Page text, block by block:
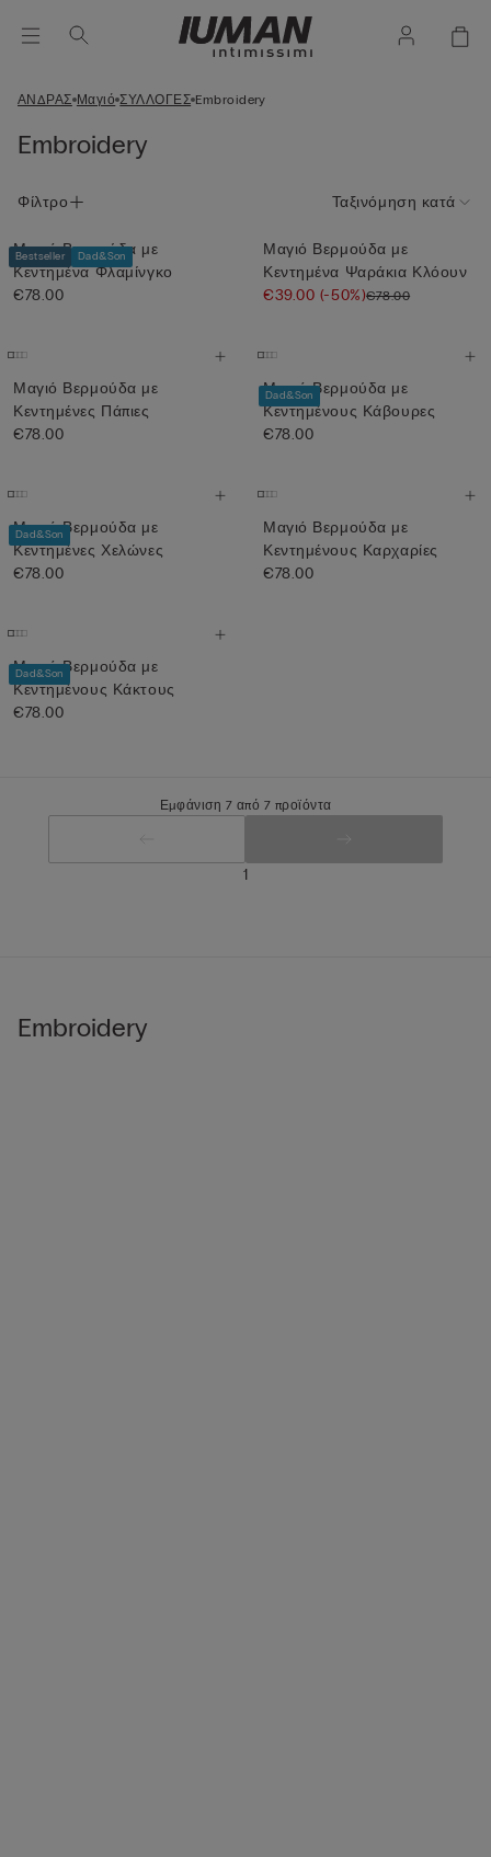
ΑΝΔΡΑΣ Μαγιό ΣΥΛΛΟΓΕΣ Embroidery
Embroidery
Φίλτρο Ταξινόμηση κατά
Bestseller Dad&Son
Μαγιό Βερμούδα με
Κεντημένα Φλαμίνγκο
€78.00
Μαγιό Βερμούδα με
Κεντημένα Ψαράκια Κλόουν
€39.00 (-50%)€78.00
Μαγιό Βερμούδα με
Κεντημένες Πάπιες
€78.00
Dad&Son
Μαγιό Βερμούδα με
Κεντημένους Κάβουρες
€78.00
Dad&Son
Μαγιό Βερμούδα με
Κεντημένες Χελώνες
€78.00
Μαγιό Βερμούδα με
Κεντημένους Καρχαρίες
€78.00
Dad&Son
Μαγιό Βερμούδα με
Κεντημένους Κάκτους
€78.00
Εμφάνιση 7 από 7 προϊόντα
1
Embroidery